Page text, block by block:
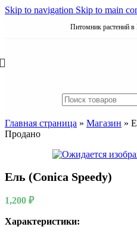
Skip to navigation Skip to main
Питомник растений в
Главная страница » Магазин »
Продано
Ель (Conica Speedy)
1,200 ₽
Характеристики: